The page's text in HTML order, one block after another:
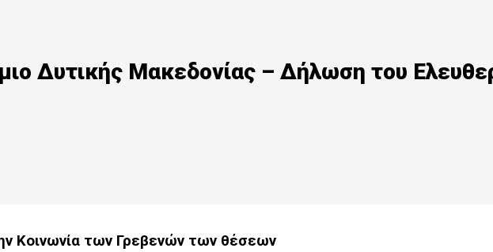
Δυτικής Μακεδονίας – Δήλωση του
Κοινωνία των Γρεβενών των θέσεων